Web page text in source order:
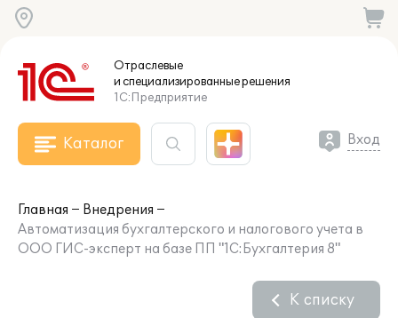
Отраслевые
и специализированныерешения
1С:Предприятие
Каталог Вход
Главная
Внедрения
Автоматизация бухгалтерского и налогового учета в
ООО ГИС-эксперт на базе ПП "1С:Бухгалтерия 8"
К списку